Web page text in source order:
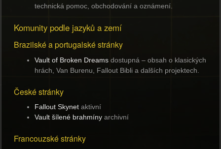
technická pomoc, obchodování a oznámení.
Komunity podle jazyků a zemí
Brazilské a portugalské stránky
Vault of Broken Dreams dostupná – obsah o klasických
hrách, Van Burenu, Fallout Bibli a dalších projektech.
České stránky
Fallout Skynet aktivní
Vault šílené brahmíny archivní
Francouzské stránky